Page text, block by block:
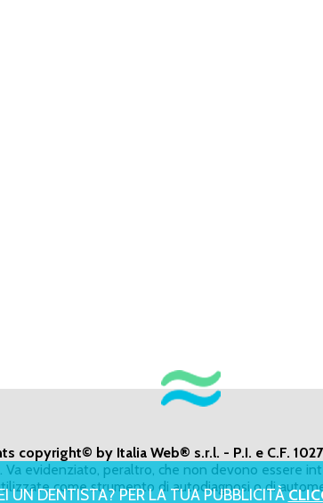
copyright© by Italia Web® s.r.l. - P.I. e C.F.
evidenziato, peraltro, che non devono essere
come strumento di autodiagnosi o di
UN DENTISTA? PER LA TUA PUBBLICITÀ